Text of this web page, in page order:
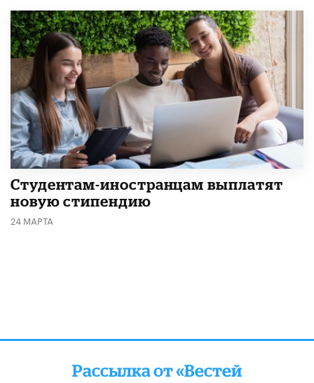
Студентам-иностранцам выплатят
новую стипендию
24 МАРТА
Рассылка от «Вестей